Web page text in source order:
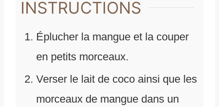
INSTRUCTIONS
Éplucher la mangue et la couper
en petits morceaux.
Verser le lait de coco ainsi que les
morceaux de mangue dans un